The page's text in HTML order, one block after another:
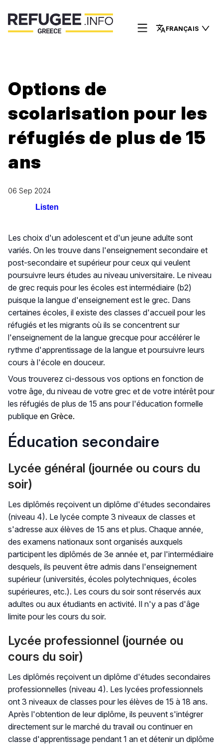
FRANÇAIS
Options de
scolarisation pour les
réfugiés de plus de 15
ans
06 Sep 2024
Listen
Les choix d'un adolescent et d'un jeune adulte sont
variés. On les trouve dans l'enseignement secondaire et
post-secondaire et supérieur pour ceux qui veulent
poursuivre leurs études au niveau universitaire. Le niveau
de grec requis pour les écoles est intermédiaire (b2)
puisque la langue d'enseignement est le grec. Dans
certaines écoles, il existe des classes d'accueil pour les
réfugiés et les migrants où ils se concentrent sur
l'enseignement de la langue grecque pour accélérer le
rythme d'apprentissage de la langue et poursuivre leurs
cours à l'école en douceur.
Vous trouverez ci-dessous vos options en fonction de
votre âge, du niveau de votre grec et de votre intérêt pour
les réfugiés de plus de 15 ans pour l'éducation formelle
publique en Grèce.
Éducation secondaire
Lycée général (journée ou cours du
soir)
Les diplômés reçoivent un diplôme d'études secondaires
(niveau 4). Le lycée compte 3 niveaux de classes et
s'adresse aux élèves de 15 ans et plus. Chaque année,
des examens nationaux sont organisés auxquels
participent les diplômés de 3e année et, par l'intermédiaire
desquels, ils peuvent être admis dans l'enseignement
supérieur (universités, écoles polytechniques, écoles
supérieures, etc.). Les cours du soir sont réservés aux
adultes ou aux étudiants en activité. Il n'y a pas d'âge
limite pour les cours du soir.
Lycée professionnel (journée ou
cours du soir)
Les diplômés reçoivent un diplôme d'études secondaires
professionnelles (niveau 4). Les lycées professionnels
ont 3 niveaux de classes pour les élèves de 15 à 18 ans.
Après l'obtention de leur diplôme, ils peuvent s'intégrer
directement sur le marché du travail ou continuer en
classe d'apprentissage pendant 1 an et détenir un diplôme